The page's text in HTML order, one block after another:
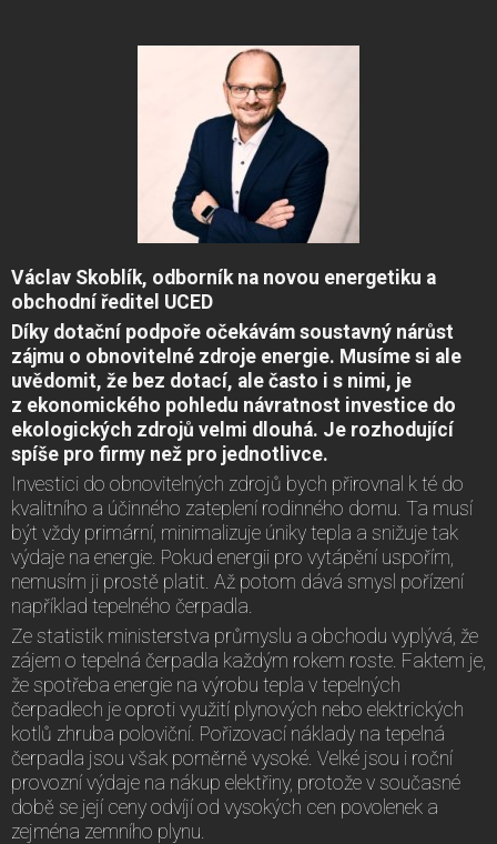
Václav Skoblík, odborník na novou energetiku a
obchodní ředitel UCED
Díky dotační podpoře očekávám soustavný nárůst
zájmu o obnovitelné zdroje energie. Musíme si ale
uvědomit, že bez dotací, ale často i s nimi, je
z ekonomického pohledu návratnost investice do
ekologických zdrojů velmi dlouhá. Je rozhodující
spíše pro firmy než pro jednotlivce.
Investici do obnovitelných zdrojů bych přirovnal k té do
kvalitního a účinného zateplení rodinného domu. Ta musí
být vždy primární, minimalizuje úniky tepla a snižuje tak
výdaje na energie. Pokud energii pro vytápění uspořím,
nemusím ji prostě platit. Až potom dává smysl pořízení
například tepelného čerpadla.
Ze statistik ministerstva průmyslu a obchodu vyplývá, že
zájem o tepelná čerpadla každým rokem roste. Faktem je,
že spotřeba energie na výrobu tepla v tepelných
čerpadlech je oproti využití plynových nebo elektrických
kotlů zhruba poloviční. Pořizovací náklady na tepelná
čerpadla jsou však poměrně vysoké. Velké jsou i roční
provozní výdaje na nákup elektřiny, protože v současné
době se její ceny odvíjí od vysokých cen povolenek a
zejména zemního plynu.